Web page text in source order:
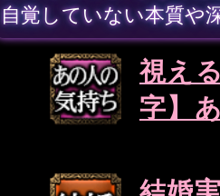
自覚していない本質や
視え
字】